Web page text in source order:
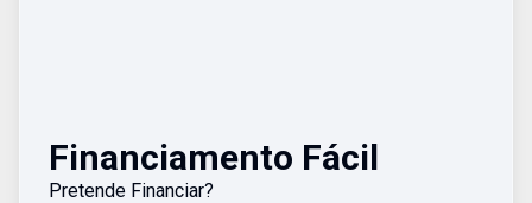
Financiamento Fácil
Pretende Financiar?